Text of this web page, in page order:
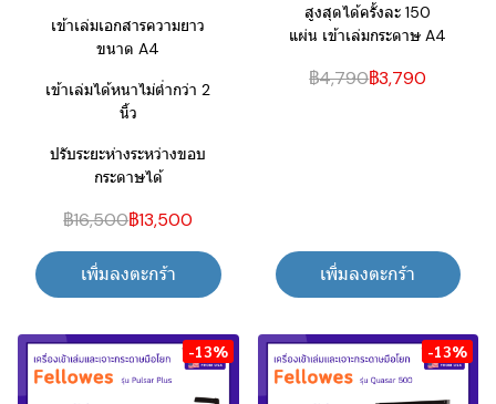
เข้าเล่มเอกสารความยาว
ขนาด A4
เข้าเล่มได้หนาไม่ต่ำกว่า 2
นิ้ว
ปรับระยะห่างระหว่างขอบ
กระดาษได้
฿16,500฿13,500
เพิ่มลงตะกร้า
สูงสุดได้ครั้งละ 150
แผ่น เข้าเล่มกระดาษ A4
฿4,790฿3,790
เพิ่มลงตะกร้า
-13% -13%